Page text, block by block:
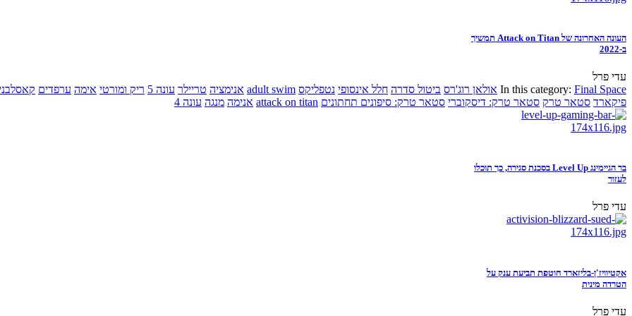
העונה האחרונה של Attack on Titan תמשיך
ב-2022
עדי פרל
In this category: Final Space אולאן רוג'רס ביטול סדרה חלל אינסופי נטפליקס adult swim אנימציה טריילר עונה 5 ריק ומורטי אימה ערפדים
פיקארד סטאר טרק סטאר טרק: דיסקוברי סטאר טרק: סיפונים תחתונים attack on titan אנימה מנגה עונה 4
בר הגיימינג Level Up בסכנת סגירה, כך תוכלו
לעזור
עדי פרל
אקטיוויז'ן-בליזארד חוטפת תביעת ענק על
הטרדה מינית
עדי פרל